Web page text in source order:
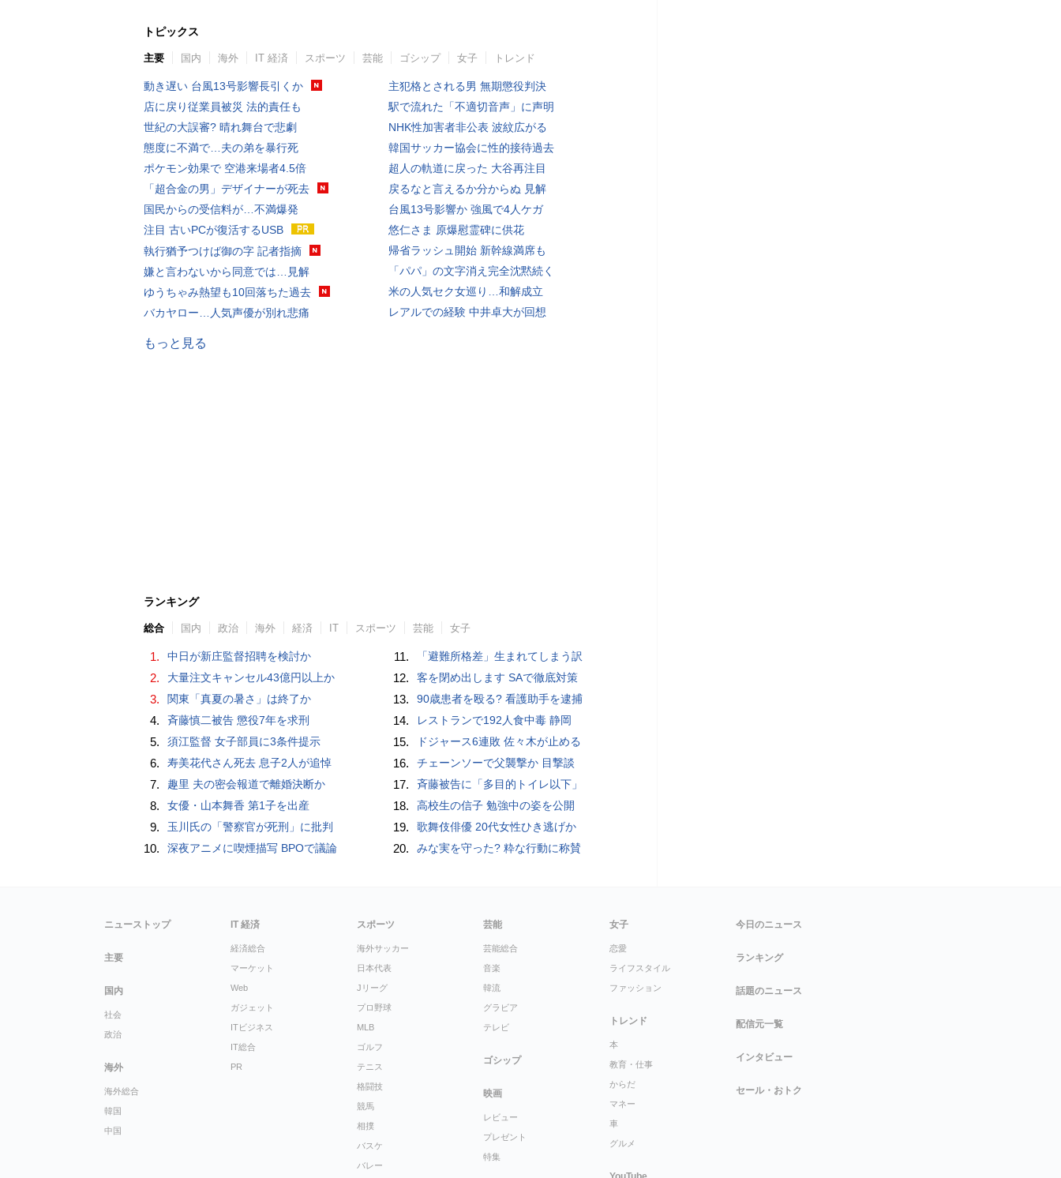
トピックス
主要 国内 海外 IT 経済 スポーツ 芸能 ゴシップ 女子 トレンド
動き遅い 台風13号影響長引くか
店に戻り従業員被災 法的責任も
世紀の大誤審? 晴れ舞台で悲劇
態度に不満で…夫の弟を暴行死
ポケモン効果で 空港来場者4.5倍
「超合金の男」デザイナーが死去
国民からの受信料が…不満爆発
注目 古いPCが復活するUSB
執行猶予つけば御の字 記者指摘
嫌と言わないから同意では…見解
ゆうちゃみ熱望も10回落ちた過去
バカヤロー…人気声優が別れ悲痛
主犯格とされる男 無期懲役判決
駅で流れた「不適切音声」に声明
NHK性加害者非公表 波紋広がる
韓国サッカー協会に性的接待過去
超人の軌道に戻った 大谷再注目
戻るなと言えるか分からぬ 見解
台風13号影響か 強風で4人ケガ
悠仁さま 原爆慰霊碑に供花
帰省ラッシュ開始 新幹線満席も
「パパ」の文字消え完全沈黙続く
米の人気セク女巡り…和解成立
レアルでの経験 中井卓大が回想
もっと見る
ランキング
総合 国内 政治 海外 経済 IT スポーツ 芸能 女子
1. 中日が新庄監督招聘を検討か
2. 大量注文キャンセル43億円以上か
3. 関東「真夏の暑さ」は終了か
4. 斉藤慎二被告 懲役7年を求刑
5. 須江監督 女子部員に3条件提示
6. 寿美花代さん死去 息子2人が追悼
7. 趣里 夫の密会報道で離婚決断か
8. 女優・山本舞香 第1子を出産
9. 玉川氏の「警察官が死刑」に批判
10. 深夜アニメに喫煙描写 BPOで議論
11. 「避難所格差」生まれてしまう訳
12. 客を閉め出します SAで徹底対策
13. 90歳患者を殴る? 看護助手を逮捕
14. レストランで192人食中毒 静岡
15. ドジャース6連敗 佐々木が止める
16. チェーンソーで父襲撃か 目撃談
17. 斉藤被告に「多目的トイレ以下」
18. 高校生の信子 勉強中の姿を公開
19. 歌舞伎俳優 20代女性ひき逃げか
20. みな実を守った? 粋な行動に称賛
ニューストップ
主要
国内
社会
政治
海外
海外総合
韓国
中国
IT 経済
経済総合
マーケット
Web
ガジェット
ITビジネス
IT総合
PR
スポーツ
海外サッカー
日本代表
Jリーグ
プロ野球
MLB
ゴルフ
テニス
格闘技
競馬
相撲
バスケ
バレー
芸能
芸能総合
音楽
韓流
グラビア
テレビ
ゴシップ
映画
レビュー
プレゼント
特集
女子
恋愛
ライフスタイル
ファッション
トレンド
本
教育・仕事
からだ
マネー
車
グルメ
今日のニュース
ランキング
話題のニュース
配信元一覧
インタビュー
セール・おトク